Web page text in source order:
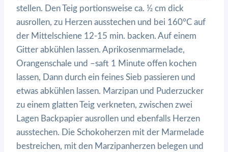
stellen. Den Teig portionsweise ca. ½ cm dick
ausrollen, zu Herzen ausstechen und bei 160°C auf
der Mittelschiene 12-15 min. backen. Auf einem
Gitter abkühlen lassen. Aprikosenmarmelade,
Orangenschale und –saft 1 Minute offen kochen
lassen, Dann durch ein feines Sieb passieren und
etwas abkühlen lassen. Marzipan und Puderzucker
zu einem glatten Teig verkneten, zwischen zwei
Lagen Backpapier ausrollen und ebenfalls Herzen
ausstechen. Die Schokoherzen mit der Marmelade
bestreichen, mit den Marzipanherzen belegen und